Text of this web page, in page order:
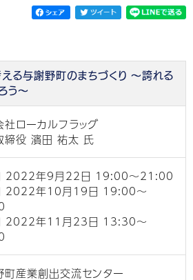
える与謝野町のまちづくり 〜誇れる
う〜
社ローカルフラッグ
締役 濱⽥ 祐太 ⽒
2022年9⽉22⽇ 19:00〜21:00
2022年10⽉19⽇ 19:00〜
2022年11⽉23⽇ 13:30〜
町産業創出交流センター